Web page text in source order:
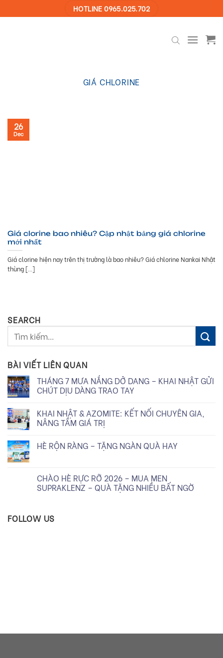
to
HOTLINE 0965.025.702
GIÁ CHLORINE
Giá clorine bao nhiêu? Cập nhật bảng giá chlorine
mới nhất
Giá clorine hiện nay trên thị trường là bao nhiêu? Giá chlorine Nankai Nhật
thùng [...]
26
Dec
SEARCH
BÀI VIẾT LIÊN QUAN
THÁNG 7 MƯA NẮNG DỞ DANG – KHAI NHẬT GỬI
CHÚT DỊU DÀNG TRAO TAY
KHAI NHẬT & AZOMITE: KẾT NỐI CHUYÊN GIA,
NÂNG TẦM GIÁ TRỊ
HÈ RỘN RÀNG – TẶNG NGÀN QUÀ HAY
CHÀO HÈ RỰC RỠ 2026 – MUA MEN
SUPRAKLENZ – QUÀ TẶNG NHIỀU BẤT NGỜ
FOLLOW US